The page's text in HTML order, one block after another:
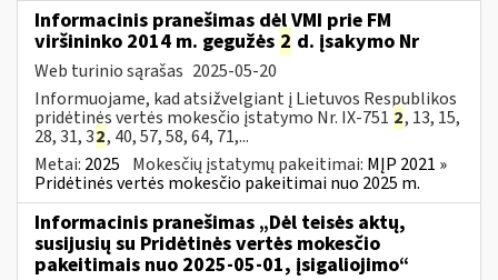
Informacinis pranešimas dėl VMI prie FM
viršininko 2014 m. gegužės 2 d. įsakymo Nr
Web turinio sąrašas 2025-05-20
Informuojame, kad atsižvelgiant į Lietuvos Respublikos
pridėtinės vertės mokesčio įstatymo Nr. IX-751 2, 13, 15,
28, 31, 32, 40, 57, 58, 64, 71,...
Metai: 2025 Mokesčių įstatymų pakeitimai: MĮP 2021 »
Pridėtinės vertės mokesčio pakeitimai nuo 2025 m.
Informacinis pranešimas „Dėl teisės aktų,
susijusių su Pridėtinės vertės mokesčio
pakeitimais nuo 2025-05-01, įsigaliojimo“